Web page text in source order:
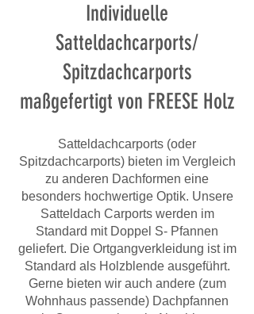
Individuelle
Satteldachcarports/
Spitzdachcarports
maßgefertigt von FREESE Holz
Satteldachcarports (oder
Spitzdachcarports) bieten im Vergleich
zu anderen Dachformen eine
besonders hochwertige Optik. Unsere
Satteldach Carports werden im
Standard mit Doppel S- Pfannen
geliefert. Die Ortgangverkleidung ist im
Standard als Holzblende ausgeführt.
Gerne bieten wir auch andere (zum
Wohnhaus passende) Dachpfannen